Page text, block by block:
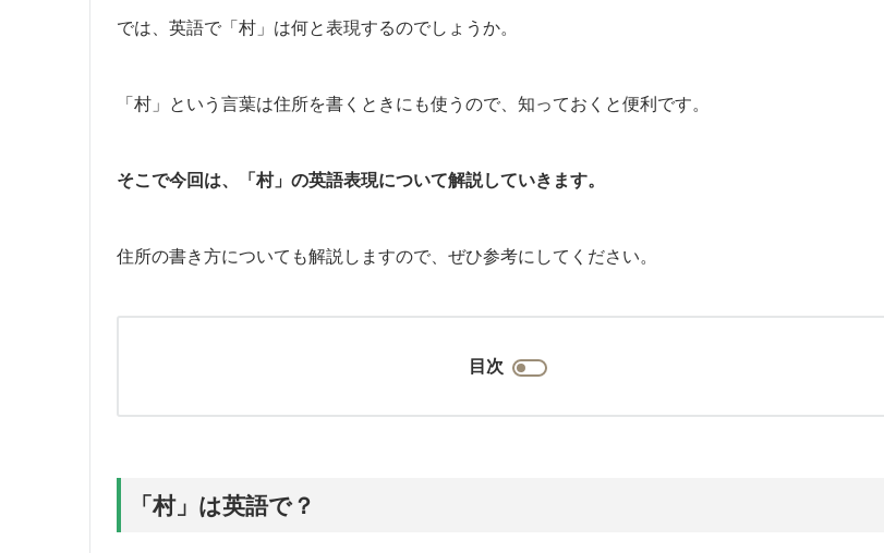
では、英語で「村」は何と表現するのでしょうか。
「村」という言葉は住所を書くときにも使うので、知っておくと便利です。
そこで今回は、「村」の英語表現について解説していきます。
住所の書き方についても解説しますので、ぜひ参考にしてください。
目次
「村」は英語で？